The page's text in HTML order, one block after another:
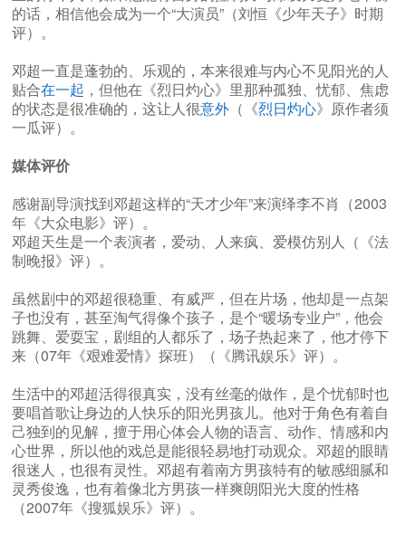
的话，相信他会成为一个“大演员”（刘恒《少年天子》时期
评）。
邓超一直是蓬勃的、乐观的，本来很难与内心不见阳光的人
贴合在一起 ，但他在《烈日灼心》里那种孤独、忧郁、焦虑
的状态是很准确的，这让人很意外（《烈日灼心》原作者须
一瓜评）。
媒体评价
感谢副导演找到邓超这样的“天才少年”来演绎李不肖（2003
年《大众电影》评）。
邓超天生是一个表演者，爱动、人来疯、爱模仿别人（《法
制晚报》评）。
虽然剧中的邓超很稳重、有威严，但在片场，他却是一点架
子也没有，甚至淘气得像个孩子，是个“暖场专业户”，他会
跳舞、爱耍宝，剧组的人都乐了，场子热起来了，他才停下
来（07年《艰难爱情》探班）（《腾讯娱乐》评）。
生活中的邓超活得很真实，没有丝毫的做作，是个忧郁时也
要唱首歌让身边的人快乐的阳光男孩儿。他对于角色有着自
己独到的见解，擅于用心体会人物的语言、动作、情感和内
心世界，所以他的戏总是能很轻易地打动观众。邓超的眼睛
很迷人，也很有灵性。邓超有着南方男孩特有的敏感细腻和
灵秀俊逸，也有着像北方男孩一样爽朗阳光大度的性格
（2007年《搜狐娱乐》评）。